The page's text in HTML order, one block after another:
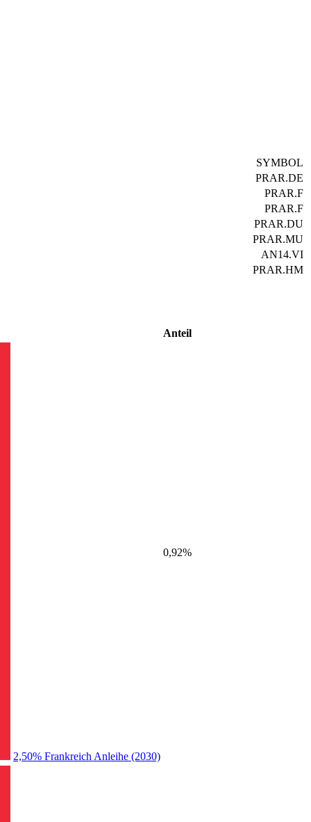
SYMBOL
PRAR.DE
PRAR.F
PRAR.F
PRAR.DU
PRAR.MU
AN14.VI
PRAR.HM
Anteil
2,50% Frankreich Anleihe (2030)
0,92%